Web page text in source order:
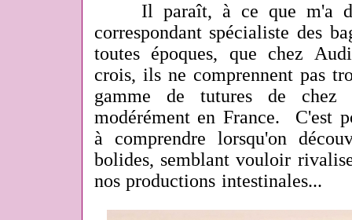
Il paraît, à ce que m'a
correspondant spécialiste des
toutes époques, que chez
crois, ils ne comprennent pas
gamme de tutures de
modérément en France. C'est
à comprendre lorsqu'on
bolides, semblant vouloir
nos productions intestinales...